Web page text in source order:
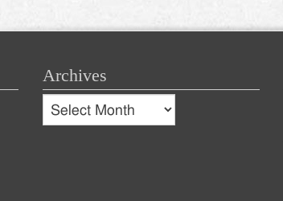
Archives
Archives
Archives